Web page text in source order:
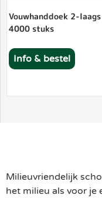
Vouwhanddoek 2-
4000 stuks
Info & bestel
Milieuvriendelijk
het milieu als voor je